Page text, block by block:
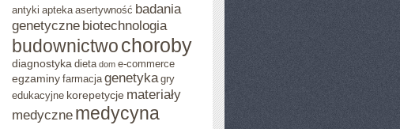
antyki apteka asertywność badania
genetyczne biotechnologia
budownictwochoroby
diagnostyka dieta dom e-commerce
egzaminy farmacja genetyka gry
edukacyjne korepetycje materiały
medyczne medycyna